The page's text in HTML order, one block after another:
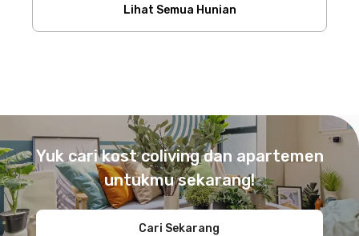
Lihat Semua Hunian
Yuk cari kost coliving dan apartemen
untukmu sekarang!
Cari Sekarang